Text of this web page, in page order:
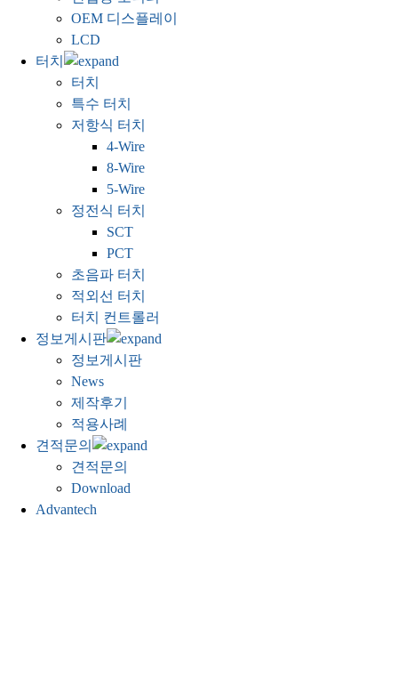
OEM 디스플레이
LCD
터치
터치
특수 터치
저항식 터치
4-Wire
8-Wire
5-Wire
정전식 터치
SCT
PCT
초음파 터치
적외선 터치
터치 컨트롤러
정보게시판
정보게시판
News
제작후기
적용사례
견적문의
견적문의
Download
Advantech